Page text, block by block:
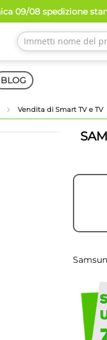
09/08 spedizione
BLOG
Vendita di Smart TV e TV
Scegli
di
non
avere